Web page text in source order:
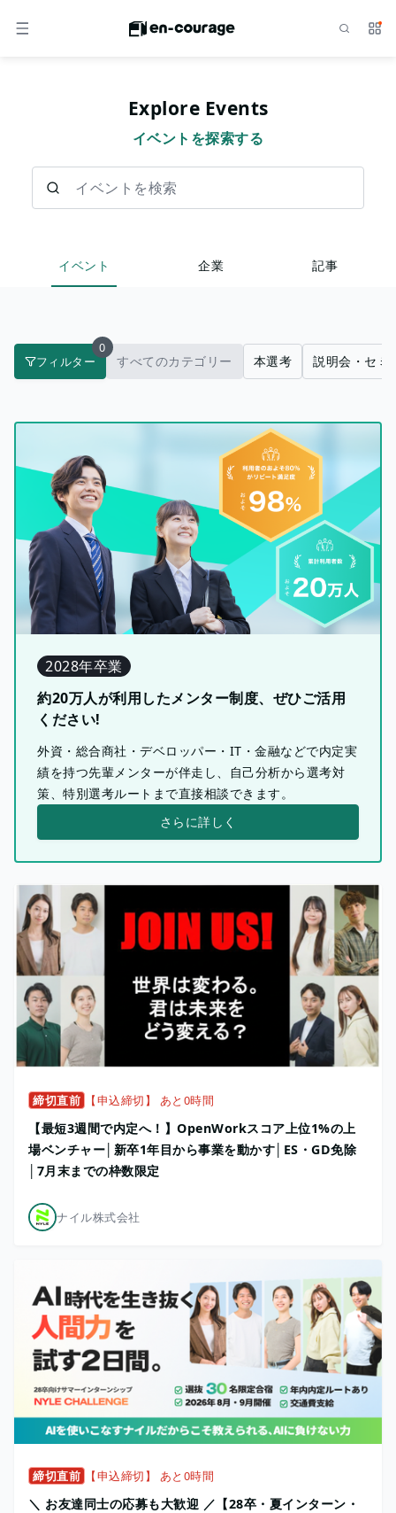
メニュー サ
Explore Events
イベントを探索する
イベント 企業 記事
フィルター
0
すべてのカテゴリー 本選考 説明会・セミ
2028年卒業
約20万人が利用したメンター制度、ぜひご活用
ください!
外資・総合商社・デベロッパー・IT・金融などで内定実
績を持つ先輩メンターが伴走し、自己分析から選考対
策、特別選考ルートまで直接相談できます。
さらに詳しく
締切直前 【申込締切】 あと0時間
【最短3週間で内定へ！】OpenWorkスコア上位1%の上
場ベンチャー│新卒1年目から事業を動かす│ES・GD免除
│7月末までの枠数限定
ナイル株式会社
締切直前 【申込締切】 あと0時間
＼ お友達同士の応募も大歓迎 ／【28卒・夏インターン・